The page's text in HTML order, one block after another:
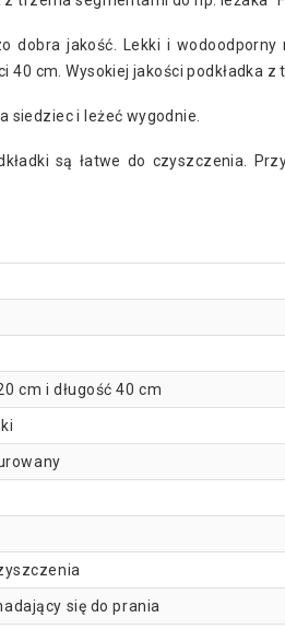
dobra jakość. Lekki i
40 cm. Wysokiej jakości podkładka
siedziec i leżeć wygodnie.
są łatwe do czyszczenia.
cm i długość 40 cm
się do prania